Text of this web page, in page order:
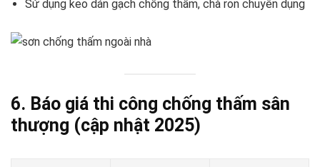
Sử dụng keo dán gạch chống thấm, chà ron chuyên dụng
6. Báo giá thi công chống thấm sân
thượng (cập nhật 2025)